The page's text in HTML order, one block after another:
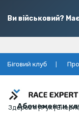
Ви військовий?
Біговий клуб
Здоров’я | Рух |
Абонементи